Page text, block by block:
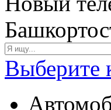
Выберите